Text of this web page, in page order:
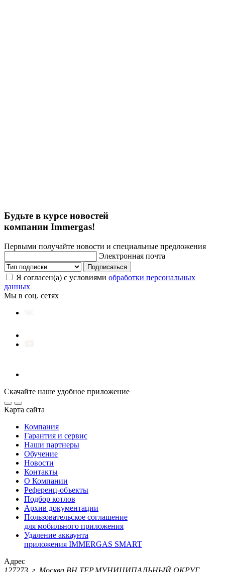
Будьте в курсе новостей
компании Immergas!
Первыми получайте новости и специальные предложения
Электронная почта
Подписаться
Я согласен(а) с условиями обработки персональных
данных
Мы в соц. сетях
Скачайте наше удобное приложение
Карта сайта
Компания
Гарантия и сервис
Наши партнеры
Обучение
Новости
Контакты
О Компании
Референц-объекты
Подбор котлов
Архив документации
Пользовательское соглашение
для мобильного приложения
Удаление аккаунта
приложения IMMERGAS SMART
Адрес
127273, г. Москва ВН.ТЕР.МУНИЦИПАЛЬНЫЙ ОКРУГ